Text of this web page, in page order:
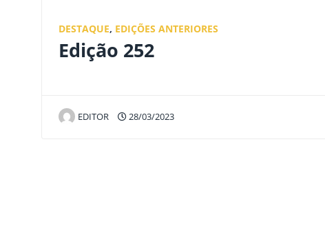
DESTAQUE, EDIÇÕES ANTERIORES
Edição 252
EDITOR 28/03/2023